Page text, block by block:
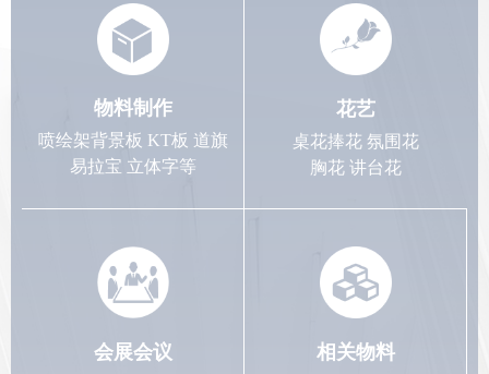
物料制作
喷绘架背景板 KT板 道旗
易拉宝 立体字等
花艺
桌花捧花 氛围花
胸花 讲台花
会展会议 相关物料